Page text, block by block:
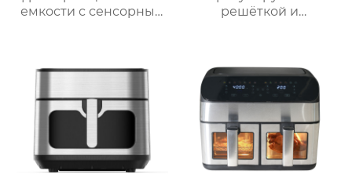
емкости с сенсорным
решёткой и